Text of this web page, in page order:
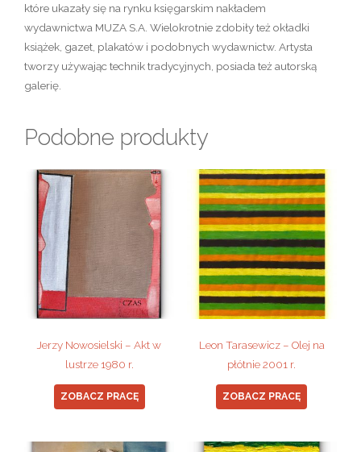
które ukazały się na rynku księgarskim nakładem
wydawnictwa MUZA S.A. Wielokrotnie zdobiły też okładki
książek, gazet, plakatów i podobnych wydawnictw. Artysta
tworzy używając technik tradycyjnych, posiada też autorską
galerię.
Podobne produkty
Jerzy Nowosielski – Akt w
lustrze 1980 r.
ZOBACZ PRACĘ
Leon Tarasewicz – Olej na
płótnie 2001 r.
ZOBACZ PRACĘ